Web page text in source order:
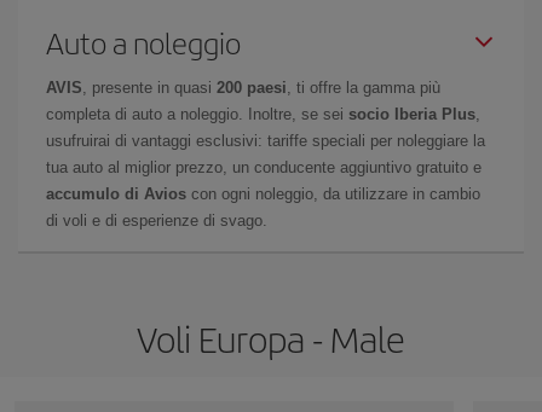
Auto a noleggio
AVIS , presente in quasi 200 paesi , ti offre la gamma più
completa di auto a noleggio. Inoltre, se sei socio Iberia Plus
usufruirai di vantaggi esclusivi: tariffe speciali per noleggiare la
tua auto al miglior prezzo, un conducente aggiuntivo gratuito e
accumulo di Avios con ogni noleggio, da utilizzare in cambio
di voli e di esperienze di svago.
Voli Europa - Male